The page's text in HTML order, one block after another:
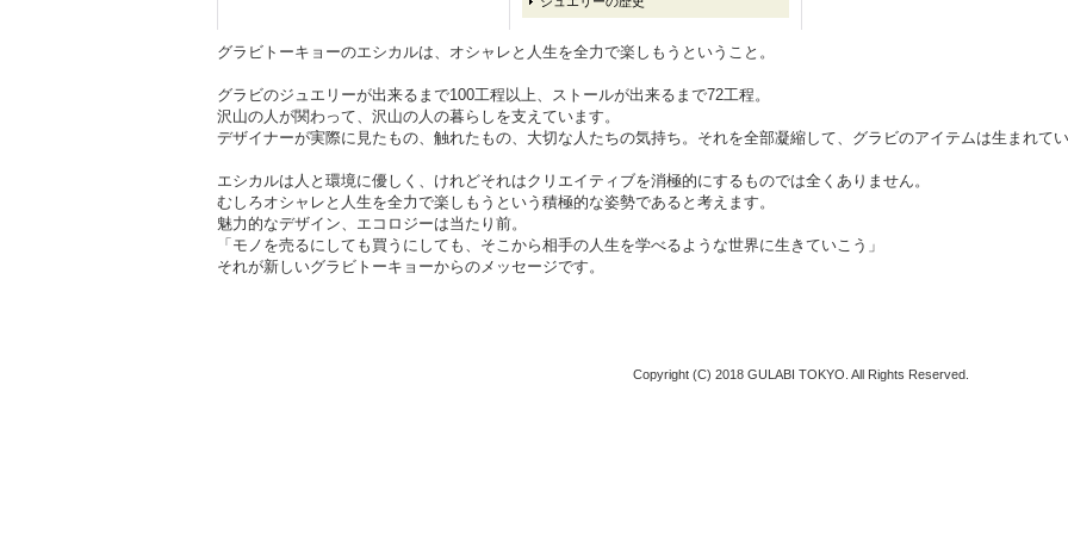
グラビトーキョーのエシカルは、オシャレと人生を全力で楽しもうということ。
グラビのジュエリーが出来るまで100工程以上、ストールが出来るまで72工程。
沢山の人が関わって、沢山の人の暮らしを支えています。
デザイナーが実際に見たもの、触れたもの、大切な人たちの気持ち。それを全部凝縮して、グラビのアイテムは生まれてい
エシカルは人と環境に優しく、けれどそれはクリエイティブを消極的にするものでは全くありません。
むしろオシャレと人生を全力で楽しもうという積極的な姿勢であると考えます。
魅力的なデザイン、エコロジーは当たり前。
「モノを売るにしても買うにしても、そこから相手の人生を学べるような世界に生きていこう」
それが新しいグラビトーキョーからのメッセージです。
Copyright (C) 2018 GULABI TOKYO. All Rights Reserved.